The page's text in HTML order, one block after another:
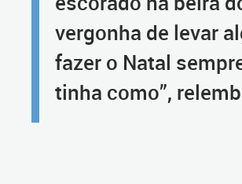
vergonha de levar
fazer o Natal
tinha como”,